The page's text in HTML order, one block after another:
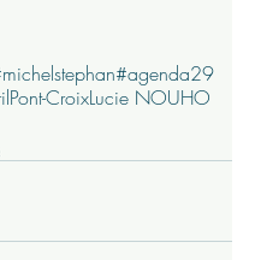
#agenda29
Pont-CroixLucie NOUHO